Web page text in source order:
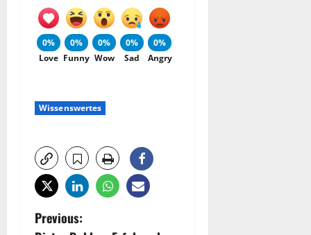
0%
Love
0%
Funny
0%
Wow
0%
Sad
0%
Angry
Wissenswertes
P
Previous: